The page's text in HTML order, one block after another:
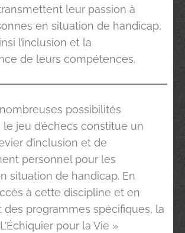
leur passion à
en situation de handicap,
l’inclusion et la
de leurs compétences.
possibilités
le jeu d’échecs constitue un
d’inclusion et de
personnel pour les
situation de handicap. En
à cette discipline et en
programmes spécifiques, la
pour la Vie »